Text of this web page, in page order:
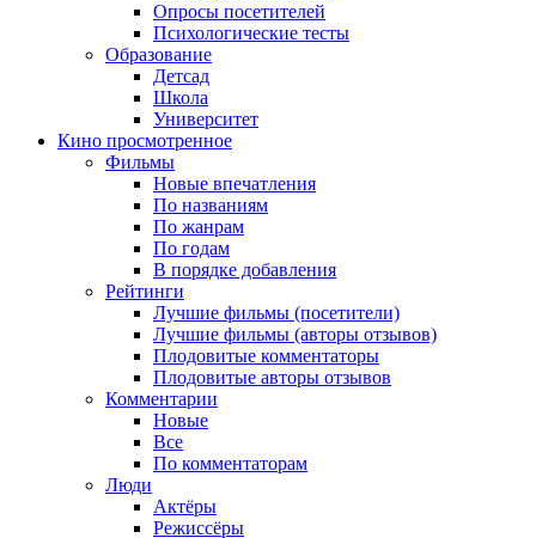
Опросы посетителей
Психологические тесты
Образование
Детсад
Школа
Университет
Кино просмотренное
Фильмы
Новые впечатления
По названиям
По жанрам
По годам
В порядке добавления
Рейтинги
Лучшие фильмы (посетители)
Лучшие фильмы (авторы отзывов)
Плодовитые комментаторы
Плодовитые авторы отзывов
Комментарии
Новые
Все
По комментаторам
Люди
Актёры
Режиссёры